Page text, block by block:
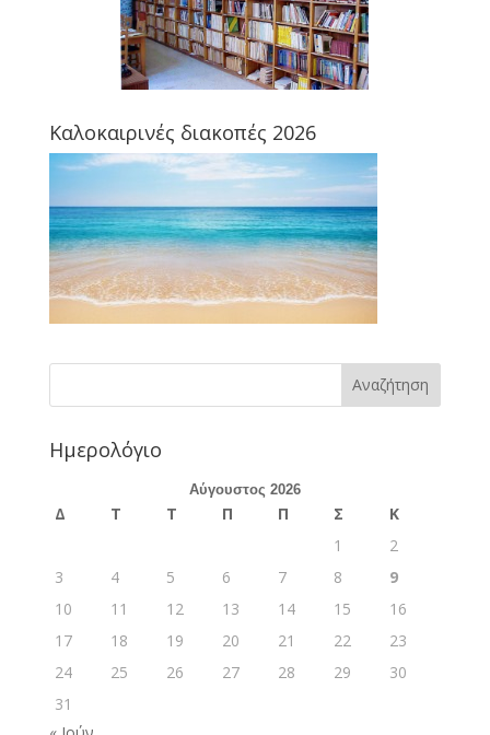
Καλοκαιρινές διακοπές 2026
Ημερολόγιο
Αύγουστος 2026
Δ Τ Τ Π Π Σ
Κ
1
2
3
4 5 6 7 8
9
10
11 12 13 14 15
16
17
18 19 20 21 22
23
24
25 26 27 28 29
30
31